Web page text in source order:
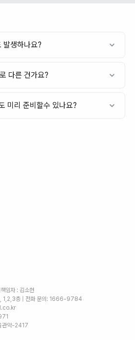
발생하나요?
다른 건가요?
미리 준비할수 있나요?
임자 : 김소현
1,2,3층 | 전화 문의: 1666-9784
관악-2417